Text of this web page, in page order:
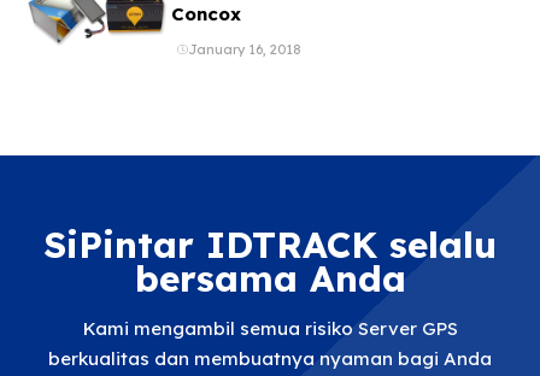
Concox
January 16, 2018
SiPintar IDTRACK selalu
bersama Anda
Kami mengambil semua risiko Server GPS
berkualitas dan membuatnya nyaman bagi Anda